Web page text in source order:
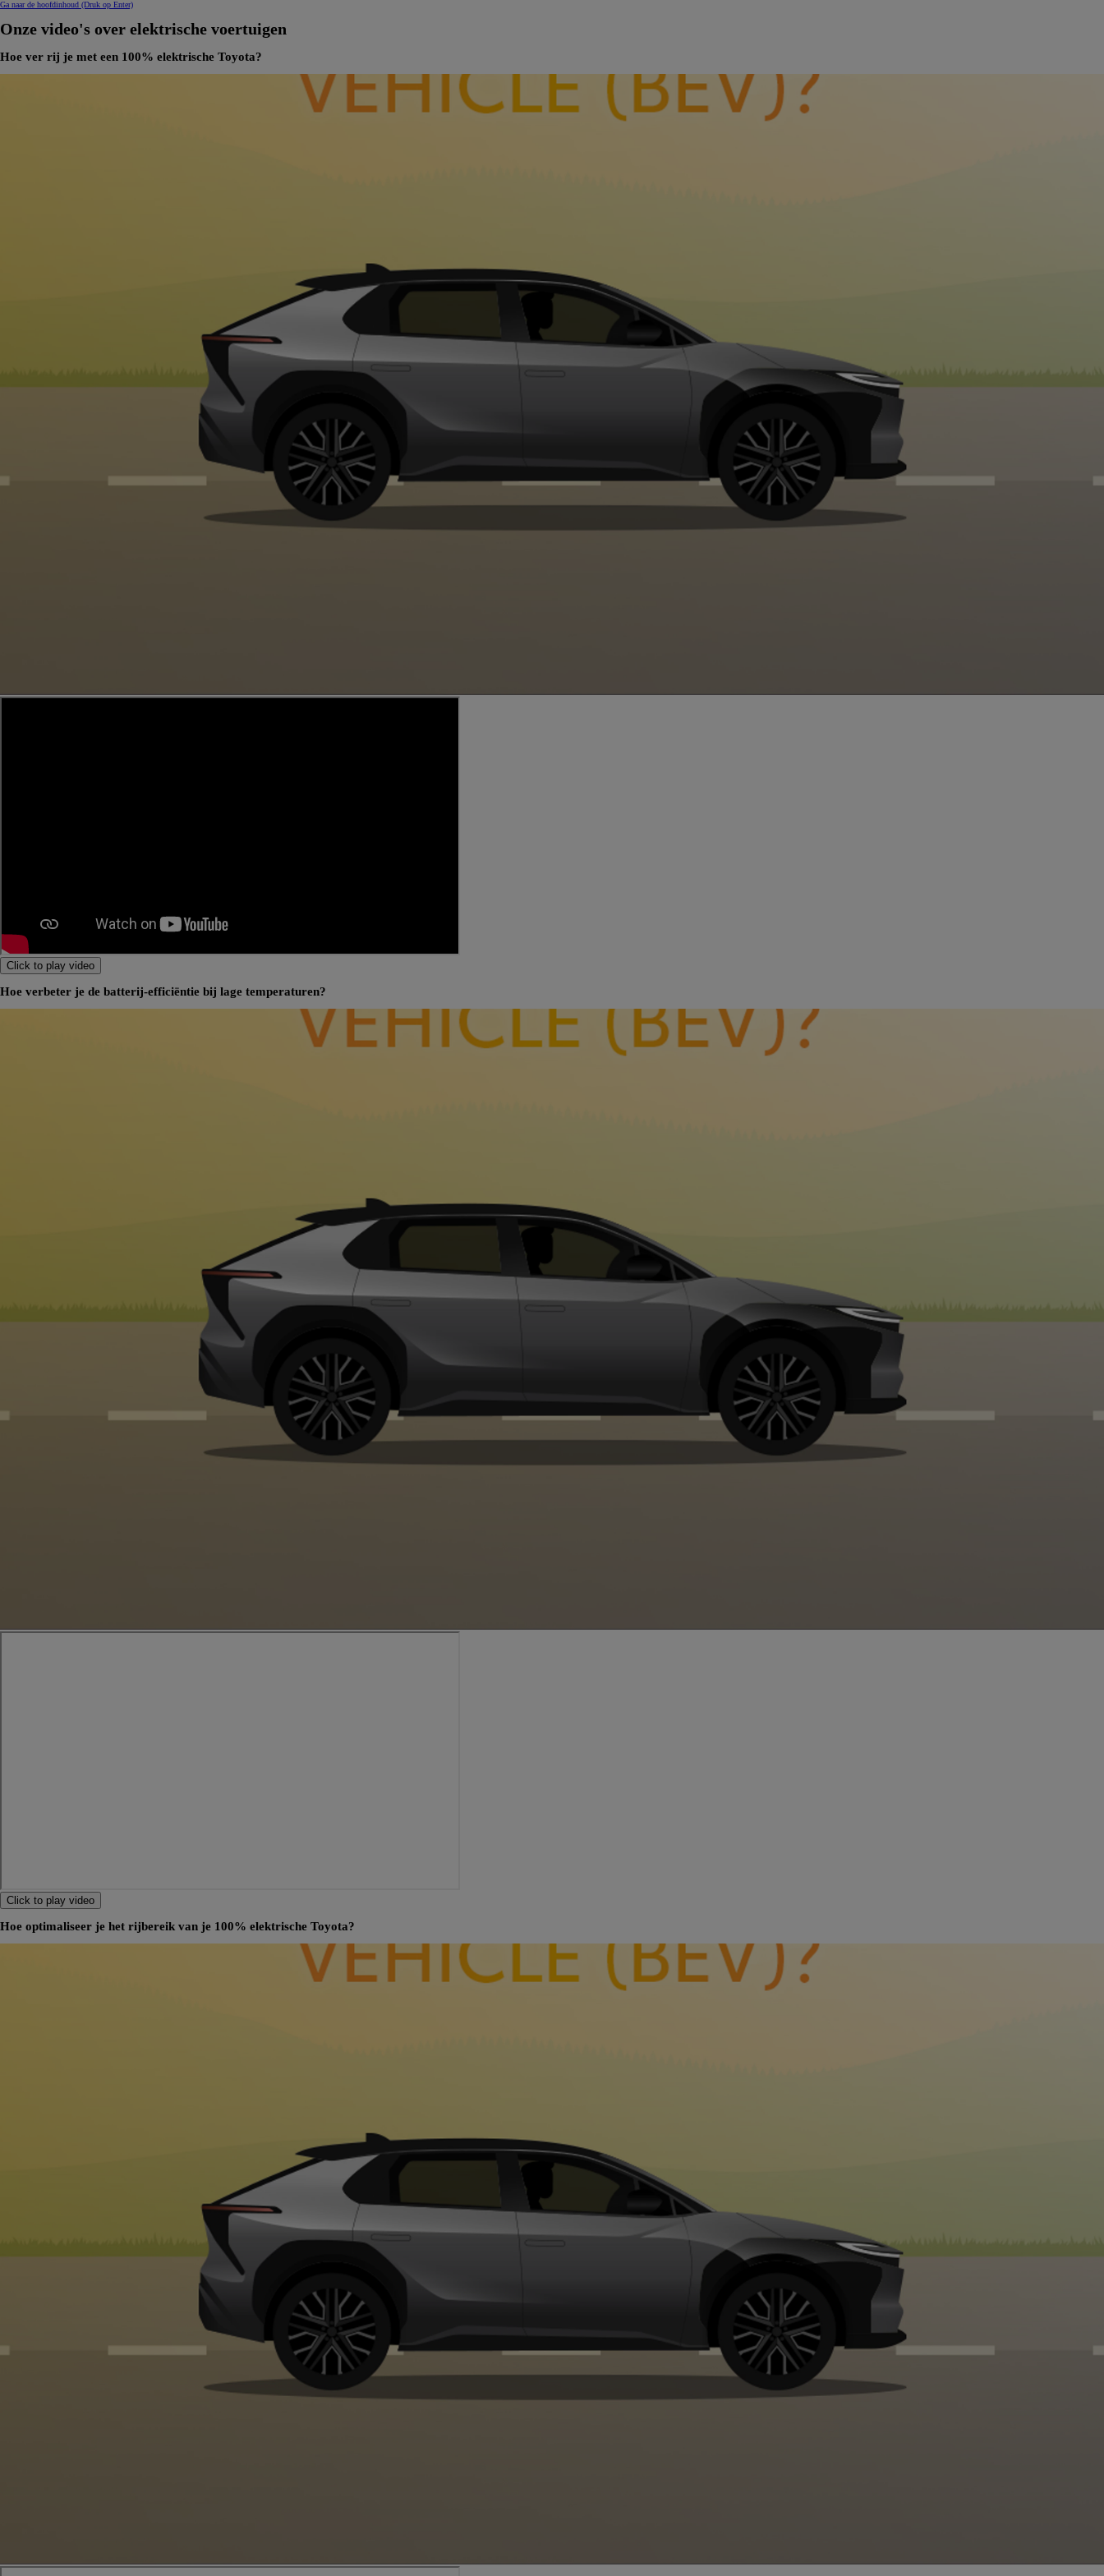
Ga naar de hoofdinhoud (Druk op Enter)
Onze video's over elektrische voertuigen
Hoe ver rij je met een 100% elektrische Toyota?
Click to play video
Hoe verbeter je de batterij-efficiëntie bij lage temperaturen?
Click to play video
Hoe optimaliseer je het rijbereik van je 100% elektrische Toyota?